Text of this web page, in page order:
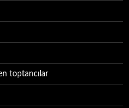
toptancılar